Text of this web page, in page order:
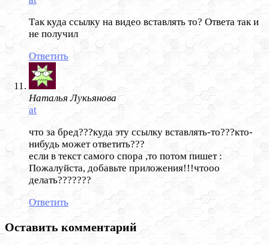
Так куда ссылку на видео вставлять то? Ответа так и
не получил
Ответить
Наталья Лукьянова
at
что за бред???куда эту ссылку вставлять-то???кто-
нибудь может ответить???
если в текст самого спора ,то потом пишет :
Пожалуйста, добавьте приложения!!!чтооо
делать???????
Ответить
Оставить комментарий